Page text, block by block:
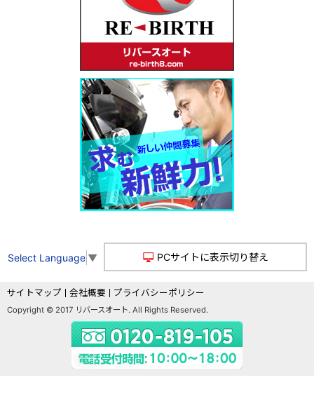
Select Language ▼ PCサイトに表示切り替え
サイトマップ 会社概要 プライバシーポリシー
Copyright © 2017 リバースオート. All Rights Reserved.